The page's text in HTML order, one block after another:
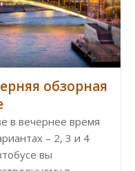
обзорная
в вечернее время
– 2, 3 и 4
вы